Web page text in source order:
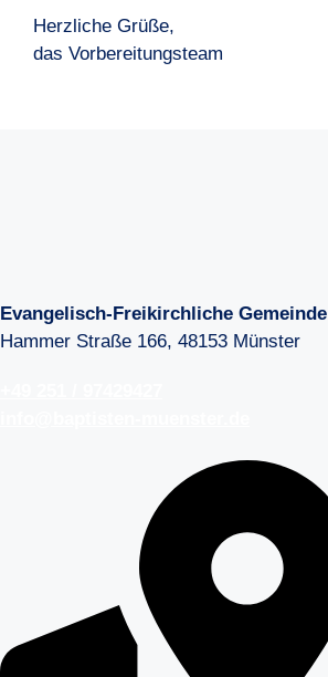
Herzliche Grüße,
das Vorbereitungsteam
Evangelisch-Freikirchliche Gemeinde
Hammer Straße 166, 48153 Münster